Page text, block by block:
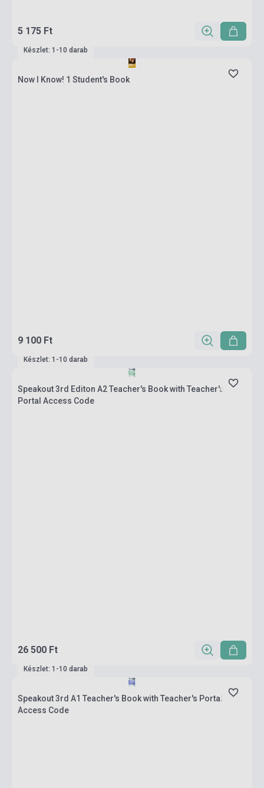
5 175 Ft
Készlet: 1-10 darab
Now I Know! 1 Student's Book
9 100 Ft
Készlet: 1-10 darab
Speakout 3rd Editon A2 Teacher's Book with Teacher's
Portal Access Code
26 500 Ft
Készlet: 1-10 darab
Speakout 3rd A1 Teacher's Book with Teacher's Portal
Access Code